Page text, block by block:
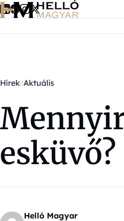
Ugrás a tartalomra
Hírek Aktuális
esküvő?
Helló Magyar